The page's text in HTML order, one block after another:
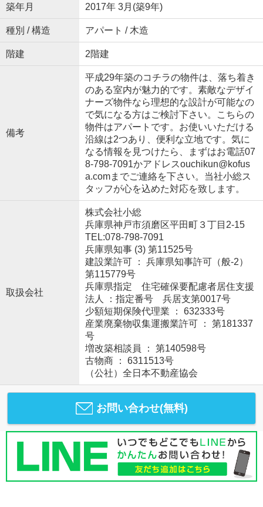
築年月 2017年 3月(築9年)
種別 / 構造 アパート / 木造
階建 2階建
備考
平成29年築のコチラの物件は、落ち着き
のある室内が魅力的です。素敵なデザイ
ナーズ物件なら理想的な設計が可能なの
で気になる方はご検討下さい。こちらの
物件はアパートです。お使いいただける
沿線は2つあり、便利な立地です。気に
なる情報を見つけたら、まずはお電話07
8-798-7091かアドレスouchikun@kofus
a.comまでご連絡を下さい。当社小総ス
タッフが心を込めた対応を致します。
取扱会社
株式会社小総
兵庫県神戸市須磨区平田町３丁目2-15
TEL:078-798-7091
兵庫県知事 (3) 第11525号
建設業許可 ： 兵庫県知事許可（般-2）
第115779号
兵庫県指定 住宅確保要配慮者居住支援
法人 ：指定番号 兵居支第0017号
少額短期保険代理業 ： 632333号
産業廃棄物収集運搬業許可 ： 第181337
号
増改築相談員 ： 第140598号
古物商 ： 6311513号
（公社）全日本不動産協会
お問い合わせ(無料)